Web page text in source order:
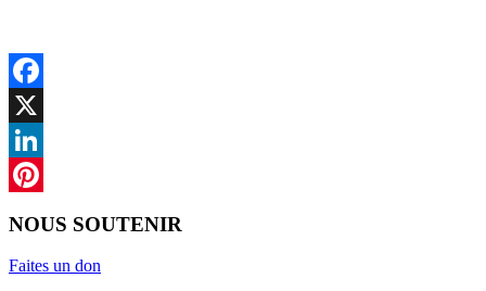
Facebook
X
LinkedIn
NOUS SOUTENIR
Faites un don